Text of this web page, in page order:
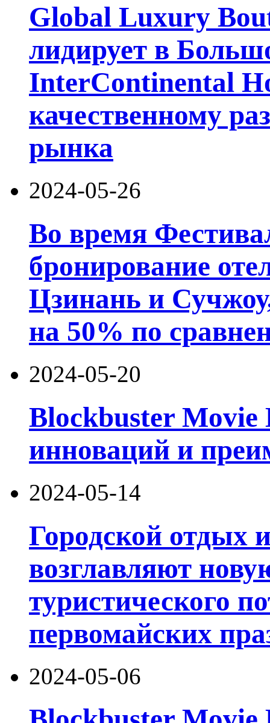
Global Luxury
лидирует в
InterContinental
качественному
рынка
2024-05-26
Во время
бронирование
Цзинань и
на 50% по
2024-05-20
Blockbuster Movie
инноваций и
2024-05-14
Городской отдых
возглавляют
туристического
первомайских
2024-05-06